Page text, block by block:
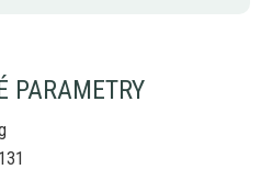
PARAMETRY